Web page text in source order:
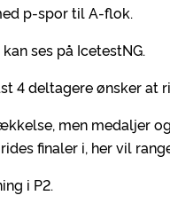
p-spor til A-flok.
ses på IcetestNG.
4 deltagere ønsker at
men medaljer
finaler i, her vil
i P2.